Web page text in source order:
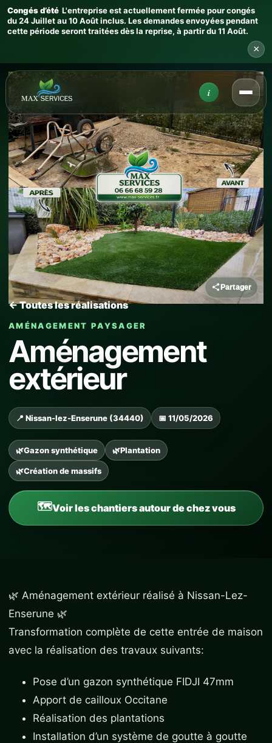
i
Infos
Congés d’été L'entreprise est actuellement fermée pour congés
du 24 Juillet au 10 Août inclus. Les demandes envoyées pendant
cette période seront traitées dès la reprise, à partir du 11 Août.
×
← Toutes les réalisations
AMÉNAGEMENT PAYSAGER
Aménagement
extérieur
📍 Nissan-lez-Enserune (34440) 📅 11/05/2026
Gazon synthétique Plantation
Création de massifs
Voir les chantiers autour de chez vous
Partager
🌿 Aménagement extérieur réalisé à Nissan-Lez-
Enserune 🌿
Transformation complète de cette entrée de maison
avec la réalisation des travaux suivants:
Pose d’un gazon synthétique FIDJI 47mm
Apport de cailloux Occitane
Réalisation des plantations
Installation d’un système de goutte à goutte